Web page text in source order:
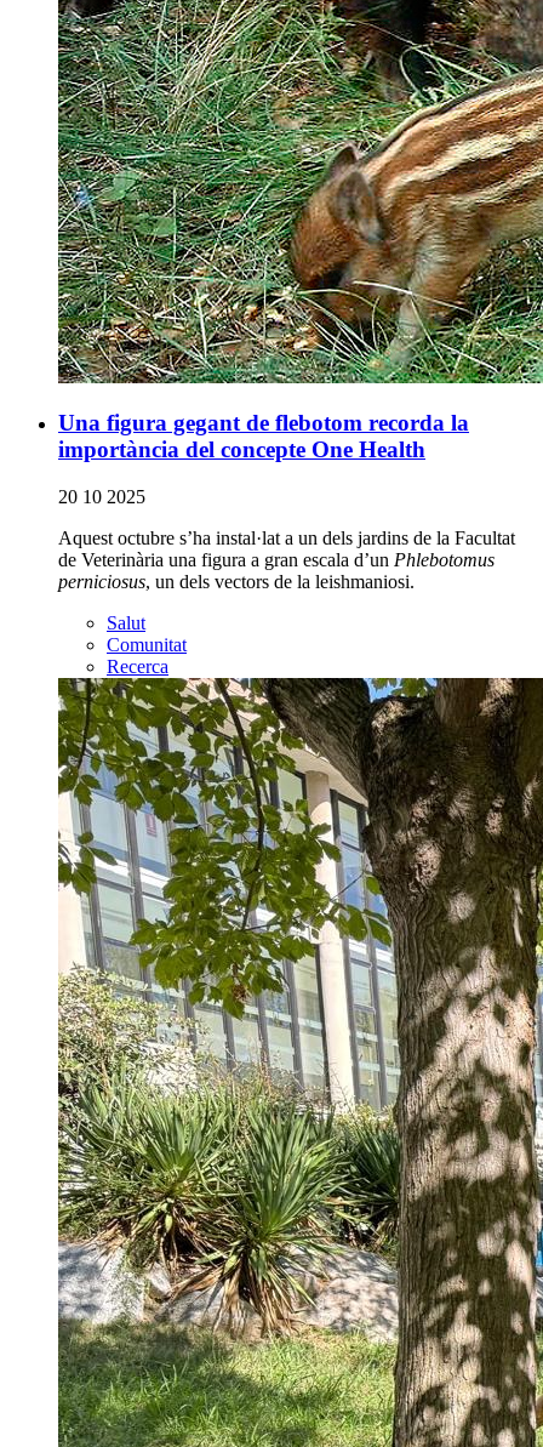
Una figura gegant de flebotom recorda la
importància del concepte One Health
20 10 2025
Aquest octubre s’ha instal·lat a un dels jardins de la Facultat
de Veterinària una figura a gran escala d’un Phlebotomus
perniciosus, un dels vectors de la leishmaniosi.
Salut
Comunitat
Recerca